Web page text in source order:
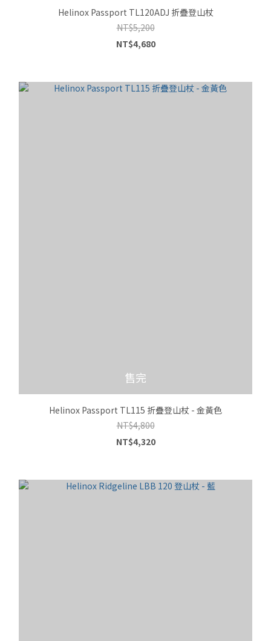
Helinox Passport TL120ADJ 折疊登山杖
NT$5,200
NT$4,680
售完
Helinox Passport TL115 折疊登山杖 - 金黃色
NT$4,800
NT$4,320